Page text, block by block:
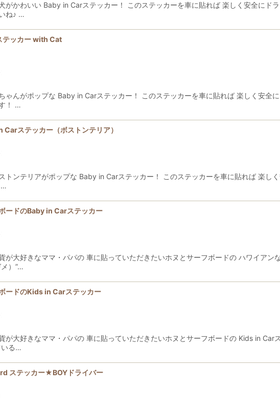
がかわいい Baby in Carステッカー！ このステッカーを車に貼れば 楽しく安全にド
ね♪ …
テッカー with Cat
ゃんがポップな Baby in Carステッカー！ このステッカーを車に貼れば 楽しく安全
！ …
Carステッカー（ボストンテリア）
トンテリアがポップな Baby in Carステッカー！ このステッカーを車に貼れば 楽し
…
ードのBaby in Carステッカー
が大好きなママ・パパの 車に貼っていただきたいホヌとサーフボードの ハワイア
）”…
ードのKids in Carステッカー
が大好きなママ・パパの 車に貼っていただきたいホヌとサーフボードの Kids in Car
いる…
ステッカー★BOYドライバー